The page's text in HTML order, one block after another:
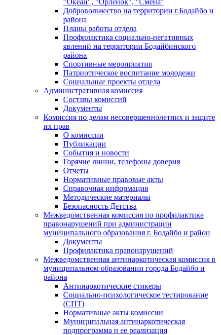
"Океан", "Орленок", "Смена"
Добровольчество на территории г.Бодайбо и
района
Планы работы отдела
Профилактика социально-негативных
явлений на территории Бодайбинского
района
Спортивные мероприятия
Патриотическое воспитание молодежи
Социальные проекты отдела
Административная комиссия
Составы комиссий
Документы
Комиссия по делам несовершеннолетних и защите
их прав
О комиссии
Публикации
События и новости
Горячие линии, телефоны доверия
Отчеты
Нормативные правовые акты
Справочная информация
Методические материалы
Безопасность Детства
Межведомственная комиссия по профилактике
правонарушений при администрации
муниципального образования г. Бодайбо и район
Документы
Профилактика правонарушений
Межведомственная антинаркотическая комиссия в
муниципальном образовании города Бодайбо и
района
Антинаркотические стикеры
Социально-психологическое тестирование
(СПТ)
Нормативные акты комиссии
Муниципальная антинаркотическая
подпрограмма и ее реализация